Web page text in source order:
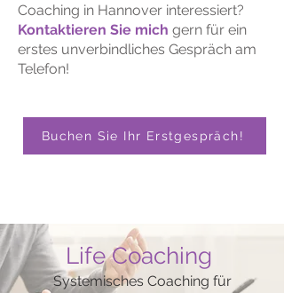
Coaching in Hannover interessiert?
Kontaktieren Sie mich gern für ein
erstes unverbindliches Gespräch am
Telefon!
Buchen Sie Ihr Erstgespräch!
Life Coaching
Systemisches Coaching für